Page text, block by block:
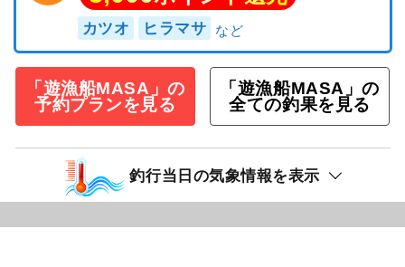
カツオ ヒラマサ
「遊漁船MASA」の
予約プランを見る
「遊漁船MASA」の
全ての釣果を見る
釣行当日の気象情報を表示